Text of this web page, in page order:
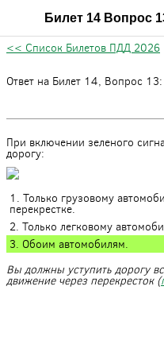
Билет 14 Вопрос
<< Список Билетов ПДД 2026
Ответ на Билет 14, Вопрос 13:
При включении зеленого
дорогу:
1. Только грузовому
перекрестке.
2. Только легковому
3. Обоим автомобилям.
Вы должны уступить дорогу
движение через перекресток (